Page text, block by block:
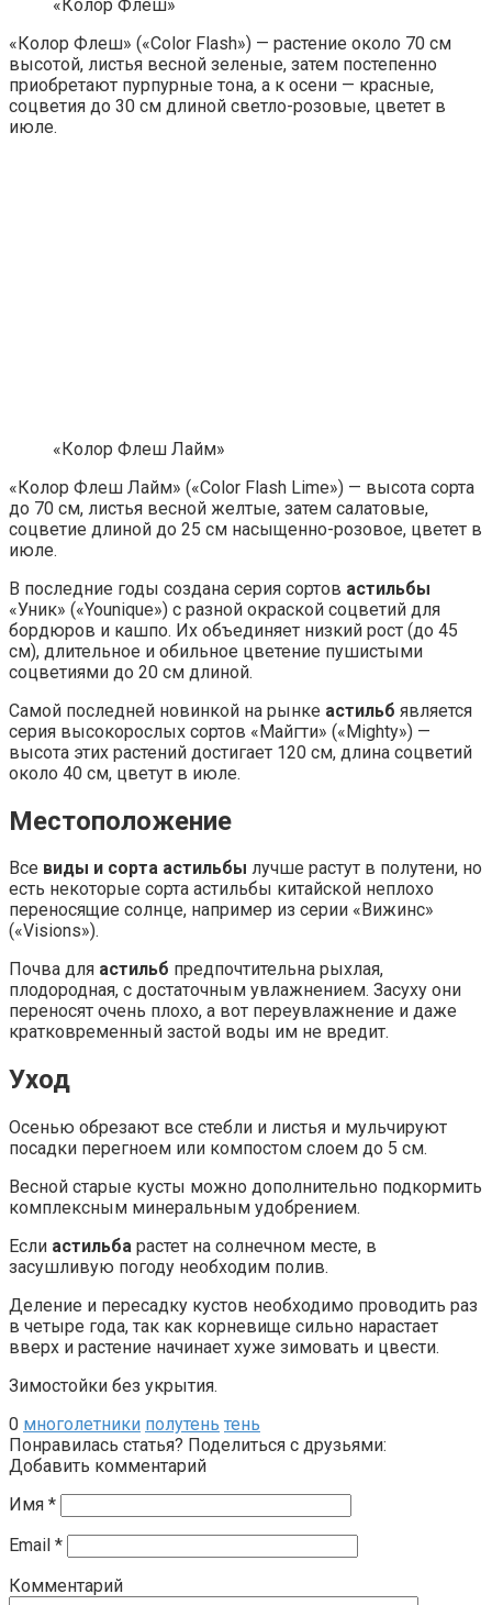
«Колор Флеш»
«Колор Флеш» («Color Flash») — растение около 70 см
высотой, листья весной зеленые, затем постепенно
приобретают пурпурные тона, а к осени — красные,
соцветия до 30 см длиной светло-розовые, цветет в
июле.
«Колор Флеш Лайм»
«Колор Флеш Лайм» («Color Flash Lime») — высота сорта
до 70 см, листья весной желтые, затем салатовые,
соцветие длиной до 25 см насыщенно-розовое, цветет в
июле.
В последние годы создана серия сортов астильбы
«Уник» («Younique») с разной окраской соцветий для
бордюров и кашпо. Их объединяет низкий рост (до 45
см), длительное и обильное цветение пушистыми
соцветиями до 20 см длиной.
Самой последней новинкой на рынке астильб является
серия высокорослых сортов «Майгти» («Mighty») —
высота этих растений достигает 120 см, длина соцветий
около 40 см, цветут в июле.
Местоположение
Все виды и сорта астильбы лучше растут в полутени, но
есть некоторые сорта астильбы китайской неплохо
переносящие солнце, например из серии «Вижинс»
(«Visions»).
Почва для астильб предпочтительна рыхлая,
плодородная, с достаточным увлажнением. Засуху они
переносят очень плохо, а вот переувлажнение и даже
кратковременный застой воды им не вредит.
Уход
Осенью обрезают все стебли и листья и мульчируют
посадки перегноем или компостом слоем до 5 см.
Весной старые кусты можно дополнительно подкормить
комплексным минеральным удобрением.
Если астильба растет на солнечном месте, в
засушливую погоду необходим полив.
Деление и пересадку кустов необходимо проводить раз
в четыре года, так как корневище сильно нарастает
вверх и растение начинает хуже зимовать и цвести.
Зимостойки без укрытия.
0 многолетники полутень тень
Понравилась статья? Поделиться с друзьями:
Добавить комментарий
Имя *
Email *
Комментарий